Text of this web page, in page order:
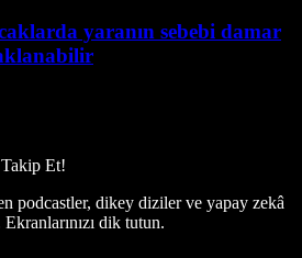
yaranın sebebi damar
Et!
podcastler, dikey diziler ve yapay zekâ
dik tutun.